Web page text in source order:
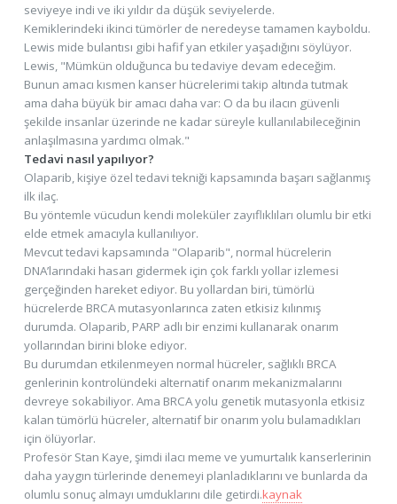
seviyeye indi ve iki yıldır da düşük seviyelerde.
Kemiklerindeki ikinci tümörler de neredeyse tamamen kayboldu.
Lewis mide bulantısı gibi hafif yan etkiler yaşadığını söylüyor.
Lewis, "Mümkün olduğunca bu tedaviye devam edeceğim.
Bunun amacı kısmen kanser hücrelerimi takip altında tutmak
ama daha büyük bir amacı daha var: O da bu ilacın güvenli
şekilde insanlar üzerinde ne kadar süreyle kullanılabileceğinin
anlaşılmasına yardımcı olmak."
Tedavi nasıl yapılıyor?
Olaparib, kişiye özel tedavi tekniği kapsamında başarı sağlanmış
ilk ilaç.
Bu yöntemle vücudun kendi moleküler zayıflıklıları olumlu bir etki
elde etmek amacıyla kullanılıyor.
Mevcut tedavi kapsamında "Olaparib", normal hücrelerin
DNA’larındaki hasarı gidermek için çok farklı yollar izlemesi
gerçeğinden hareket ediyor. Bu yollardan biri, tümörlü
hücrelerde BRCA mutasyonlarınca zaten etkisiz kılınmış
durumda. Olaparib, PARP adlı bir enzimi kullanarak onarım
yollarından birini bloke ediyor.
Bu durumdan etkilenmeyen normal hücreler, sağlıklı BRCA
genlerinin kontrolündeki alternatif onarım mekanizmalarını
devreye sokabiliyor. Ama BRCA yolu genetik mutasyonla etkisiz
kalan tümörlü hücreler, alternatif bir onarım yolu bulamadıkları
için ölüyorlar.
Profesör Stan Kaye, şimdi ilacı meme ve yumurtalık kanserlerinin
daha yaygın türlerinde denemeyi planladıklarını ve bunlarda da
olumlu sonuç almayı umduklarını dile getirdi.kaynak